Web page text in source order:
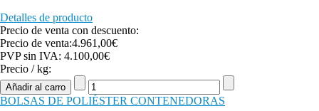
Detalles de producto
Precio de venta con descuento:
Precio de venta:4.961,00€
PVP sin IVA: 4.100,00€
Precio / kg:
BOLSAS DE POLIÉSTER CONTENEDORAS